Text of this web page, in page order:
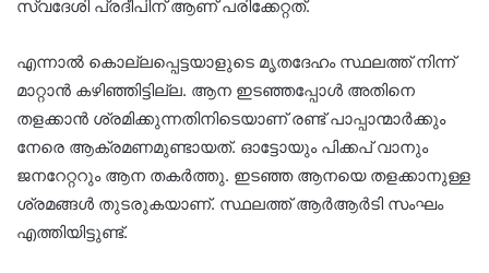
സ്വദേശി പ്രദീപിന് ആണ് പരിക്കേറ്റത്.
എന്നാല്‍ കൊല്ലപ്പെട്ടയാളുടെ മൃതദേഹം സ്ഥലത്ത് നിന്ന്
മാറ്റാന്‍ കഴിഞ്ഞിട്ടില്ല. ആന ഇടഞ്ഞപ്പോള്‍ അതിനെ
തളക്കാന്‍ ശ്രമിക്കുന്നതിനിടെയാണ് രണ്ട് പാപ്പാന്മാര്‍ക്കും
നേരെ ആക്രമണമുണ്ടായത്. ഓട്ടോയും പിക്കപ് വാനും
ജനറേറ്ററും ആന തകര്‍ത്തു. ഇടഞ്ഞ ആനയെ തളക്കാനുള്ള
ശ്രമങ്ങള്‍ തുടരുകയാണ്. സ്ഥലത്ത് ആര്‍ആര്‍ടി സംഘം
എത്തിയിട്ടുണ്ട്.